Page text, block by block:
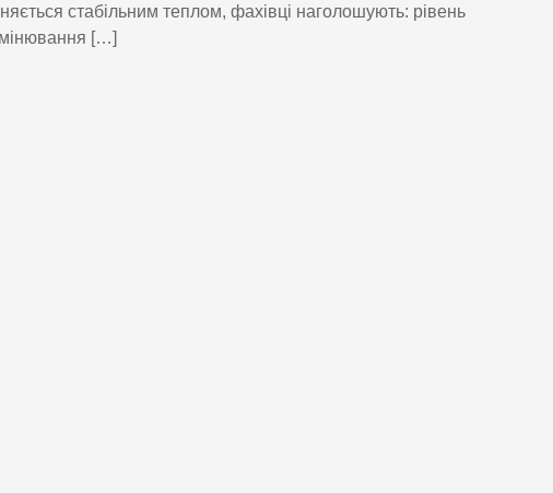
стабільним теплом, фахівці наголошують: рівень
[…]